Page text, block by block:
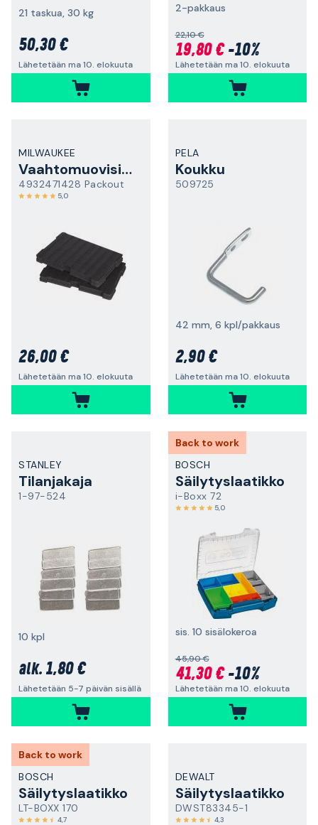
21 taskua, 30 kg
50,30 €
Lähetetään ma 10. elokuuta
2-pakkaus
22,10 €
19,80 €-10%
Lähetetään ma 10. elokuuta
MILWAUKEE
Vaahtomuovisisus
4932471428 Packout
5,0
26,00 €
Lähetetään ma 10. elokuuta
PELA
Koukku
509725
42 mm, 6 kpl/pakkaus
2,90 €
Lähetetään ma 10. elokuuta
STANLEY
Tilanjakaja
1-97-524
10 kpl
alk. 1,80 €
Lähetetään 5-7 päivän sisällä
Back to work
BOSCH
Säilytyslaatikko
i-Boxx 72
5,0
sis. 10 sisälokeroa
45,90 €
41,30 €-10%
Lähetetään ma 10. elokuuta
Back to work
BOSCH
Säilytyslaatikko
LT-BOXX 170
4,7
DEWALT
Säilytyslaatikko
DWST83345-1
4,3